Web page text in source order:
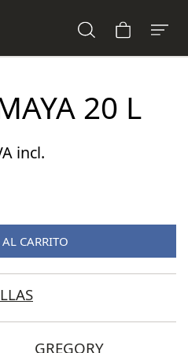
20 L
€.
incl.
CARRITO
GREGORY